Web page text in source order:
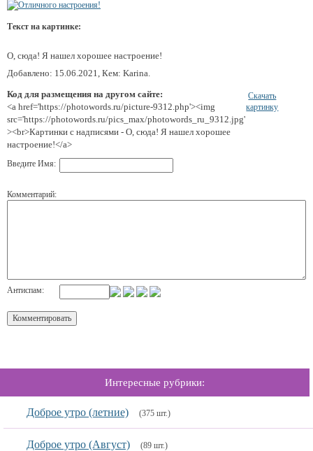
Текст на картинке:
О, сюда! Я нашел хорошее настроение!
Добавлено: 15.06.2021, Кем: Karina.
Код для размещения на другом сайте:
<a href='https://photowords.ru/picture-9312.php'><img
src='https://photowords.ru/pics_max/photowords_ru_9312.jpg'
><br>Картинки с надписями - О, сюда! Я нашел хорошее
настроение!</a>
Скачать
картинку
Введите Имя:
Комментарий:
Антиспам:
Интересные рубрики:
Доброе утро (летние) (375 шт.)
Доброе утро (Август) (89 шт.)